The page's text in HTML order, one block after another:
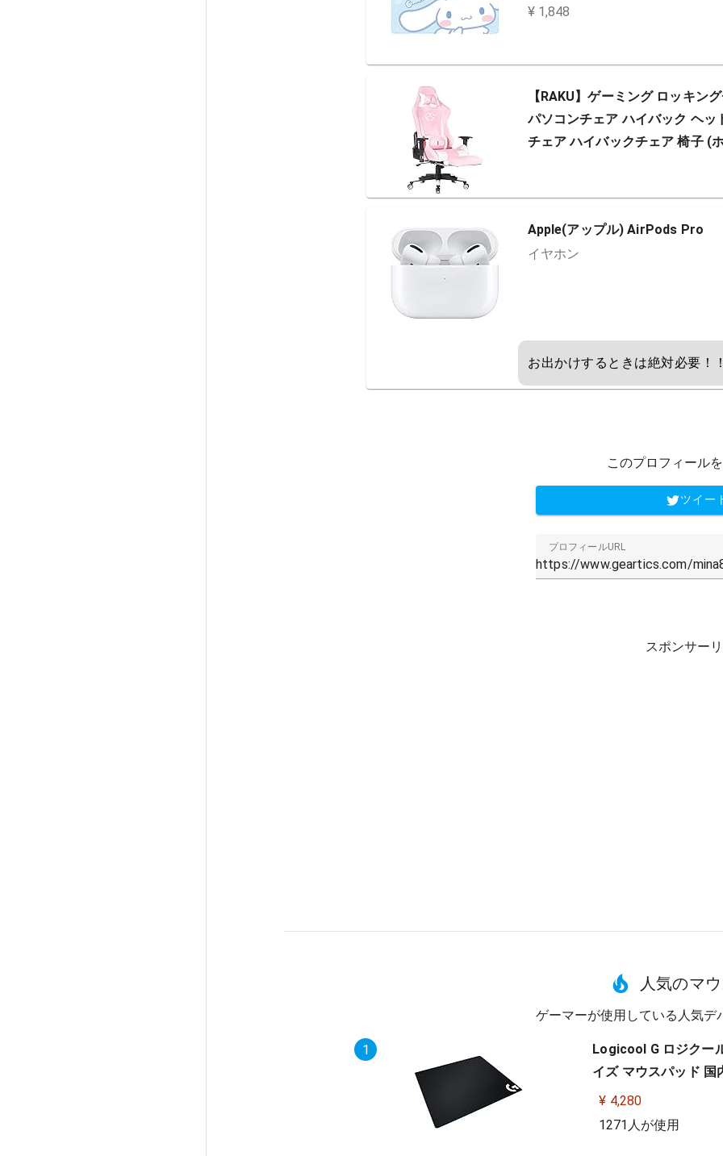
¥ 1,848
【RAKU】ゲーミング ロッキン
パソコンチェア ハイバック ヘ
チェア ハイバックチェア 椅子 (
Apple(アップル) AirPods Pro
イヤホン
お出かけするときは絶対必要！
このプロフィール
ツイー
プロフィールURL
スポンサー
人気のマ
ゲーマーが使用している人気デ
1
Logicool G ロジクー
イズ マウスパッド 国
¥ 4,280
1271人が使用